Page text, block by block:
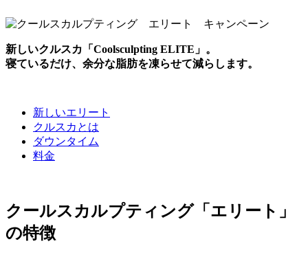
新しいクルスカ「Coolsculpting ELITE」。
寝ているだけ、余分な脂肪を凍らせて減らします。
新しいエリート
クルスカとは
ダウンタイム
料金
クールスカルプティング「エリート」
の特徴